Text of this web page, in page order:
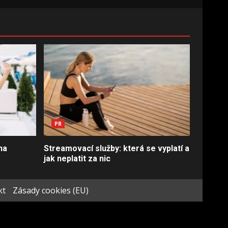
PR
Streamovací služby: která se vyplatí a
jak neplatit za nic
Zásady cookies (EU)